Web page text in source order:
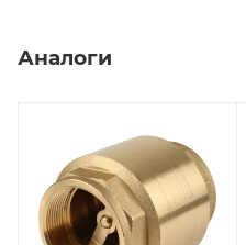
Аналоги